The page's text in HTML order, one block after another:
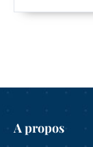
A propos